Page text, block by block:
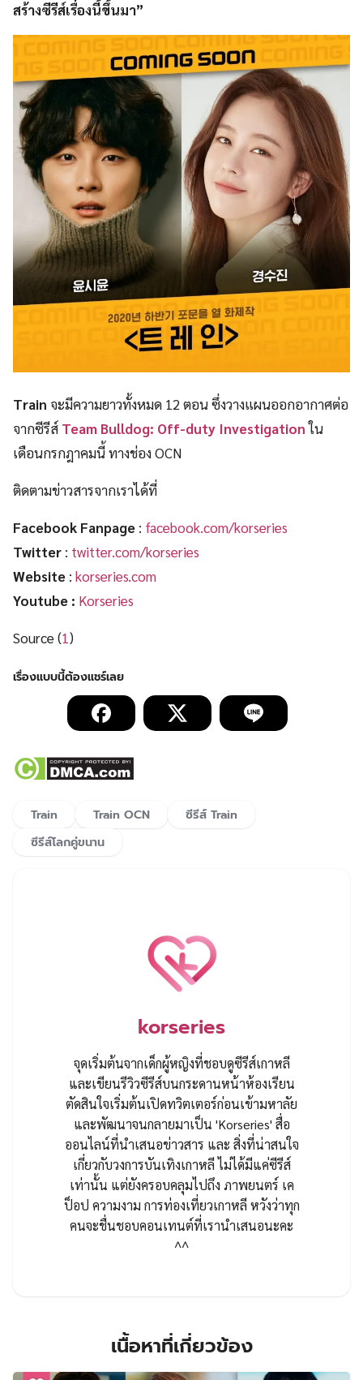
สร้างซีรีส์เรื่องนี้ขึ้นมา”
Train จะมีความยาวทั้งหมด 12 ตอน ซึ่งวางแผนออกอากาศต่อ
จากซีรีส์ Team Bulldog: Off-duty Investigationใน
เดือนกรกฎาคมนี้ ทางช่อง OCN
ติดตามข่าวสารจากเราได้ที่
Facebook Fanpage : facebook.com/korseries
Twitter : twitter.com/korseries
Website : korseries.com
Youtube : Korseries
Source (1)
Train Train OCN
ซีรีส์ Train
ซีรีส์โลกคู่ขนาน
korseries
จุดเริ่มต้นจากเด็กผู้หญิงที่ชอบดูซีรีส์เกาหลี
และเขียนรีวิวซีรีส์บนกระดานหน้าห้องเรียน
ตัดสินใจเริ่มต้นเปิดทวิตเตอร์ก่อนเข้ามหาลัย
และพัฒนาจนกลายมาเป็น 'Korseries' สื่อ
ออนไลน์ที่นำเสนอข่าวสาร และ สิ่งที่น่าสนใจ
เกี่ยวกับวงการบันเทิงเกาหลี ไม่ได้มีแค่ซีรีส์
เท่านั้น แต่ยังครอบคลุมไปถึง ภาพยนตร์ เค
ป็อป ความงาม การท่องเที่ยวเกาหลี หวังว่าทุก
คนจะชื่นชอบคอนเทนต์ที่เรานำเสนอนะคะ
^^
เนื้อหาที่เกี่ยวข้อง